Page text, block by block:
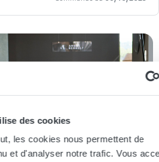
des cookies
les cookies nous permettent de
et d'analyser notre trafic. Vous